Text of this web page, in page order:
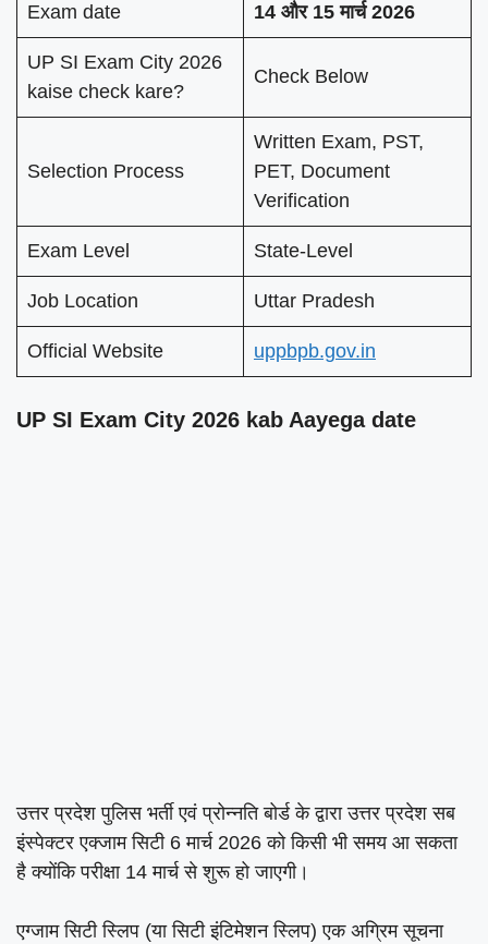
Exam date 14 और 15 मार्च 2026
UP SI Exam City 2026
kaise check kare?
Check Below
Selection Process
Written Exam, PST,
PET, Document
Verification
Exam Level State-Level
Job Location Uttar Pradesh
Official Website uppbpb.gov.in
UP SI Exam City 2026 kab Aayega date
उत्तर प्रदेश पुलिस भर्ती एवं प्रोन्नति बोर्ड के द्वारा उत्तर प्रदेश सब
इंस्पेक्टर एक्जाम सिटी 6 मार्च 2026 को किसी भी समय आ सकता
है क्योंकि परीक्षा 14 मार्च से शुरू हो जाएगी।
एग्जाम सिटी स्लिप (या सिटी इंटिमेशन स्लिप) एक अग्रिम सूचना